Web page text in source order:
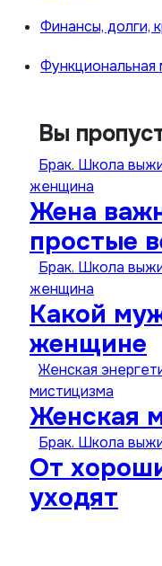
Финансы, долги,
Функциональная
Вы
Брак. Школа
женщина
Жена
простые
Брак. Школа
женщина
Какой
женщине
Женская
мистицизма
Женская
Брак. Школа
От
уходят